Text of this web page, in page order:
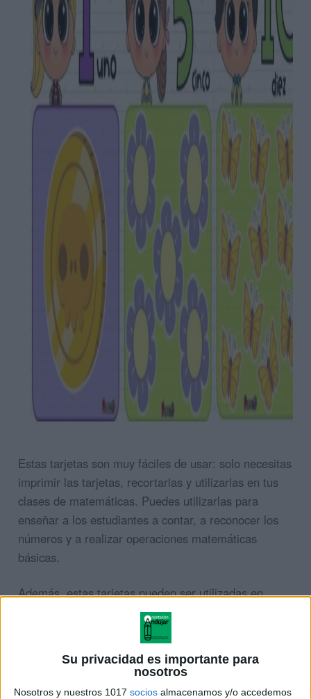
Su privacidad es importante para
nosotros
Nosotros y nuestros 1017 socios almacenamos y/o accedemos
Estas tarjetas son muy fáciles de usar: solo necesitas
imprimir las tarjetas, recortarlas y utilizarlas en tus
clases de matemáticas. Puedes utilizarlas para
enseñar a los estudiantes a contar, a reconocer los
números y a realizar operaciones matemáticas
básicas.
Además, estas tarjetas pueden ser utilizadas en
diferentes actividades y juegos para hacer el
aprendizaje más divertido y efectivo. Por ejemplo,
puedes utilizarlas en juegos de memoria, en
actividades de ordenamiento y clasificación, en
juegos de contar y en muchas otras actividades.